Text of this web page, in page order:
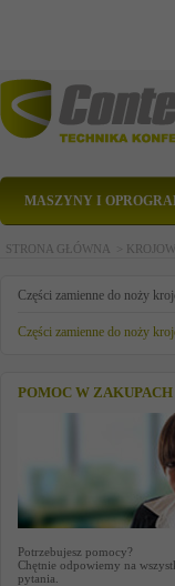
MASZYNY I
STRONA GŁÓWNA >
Części zamienne do noży
Części zamienne do noży
POMOC W ZAKUPACH
Potrzebujesz pomocy?
Chętnie odpowiemy na
pytania.